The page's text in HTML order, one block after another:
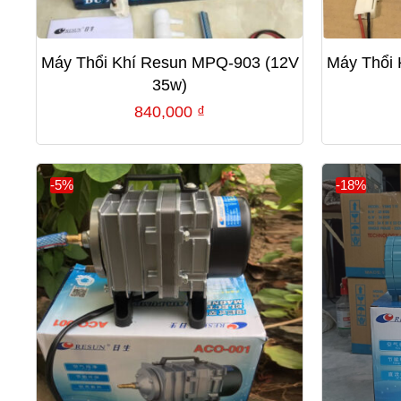
Máy Thổi Khí Resun MPQ-903 (12V
35w)
840,000 ₫
Máy Thổi
-5% -18%